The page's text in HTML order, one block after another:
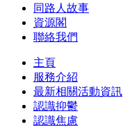
同路人故事
資源閣
聯絡我們
主頁
服務介紹
最新相關活動資訊
認識抑鬱
認識焦慮